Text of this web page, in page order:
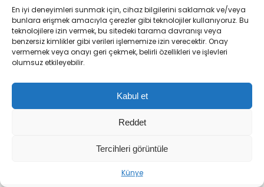
En iyi deneyimleri sunmak için, cihaz bilgilerini saklamak ve/veya
bunlara erişmek amacıyla çerezler gibi teknolojiler kullanıyoruz. Bu
teknolojilere izin vermek, bu sitedeki tarama davranışı veya
benzersiz kimlikler gibi verileri işlememize izin verecektir. Onay
vermemek veya onayı geri çekmek, belirli özellikleri ve işlevleri
olumsuz etkileyebilir.
Kabul et
Reddet
Tercihleri görüntüle
Künye
TBMM
Ekonomi
Dış Politika
Yargı ve Hukuk